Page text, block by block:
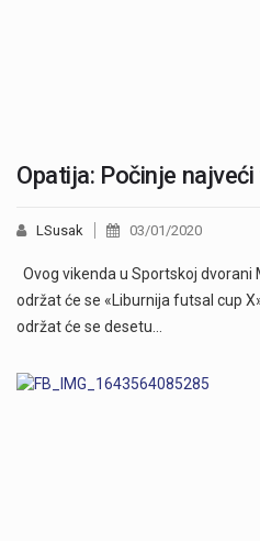
Opatija: Počinje
LSusak 03/01/2020
Ovog vikenda u Sportskoj dvorani
održat će se «Liburnija futsal cup
održat će se desetu…